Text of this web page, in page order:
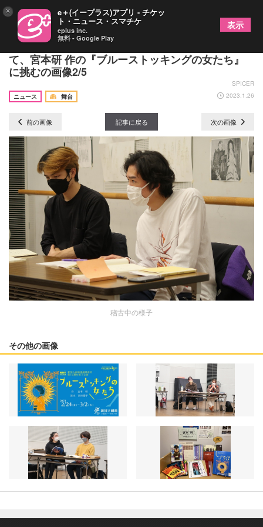
新国立劇場演劇研修所 第16期生が修了公演とし
て、宮本研 作の『ブルーストッキングの女たち』
に挑むの画像2/5
SPICER
ニュース
舞台 2023.1.26
前の画像 記事に戻る 次の画像
稽古中の様子
その他の画像
× e＋(イープラス)アプリ - チケッ
ト・ニュース・スマチケ
eplus inc.
無料 - Google Play
表示